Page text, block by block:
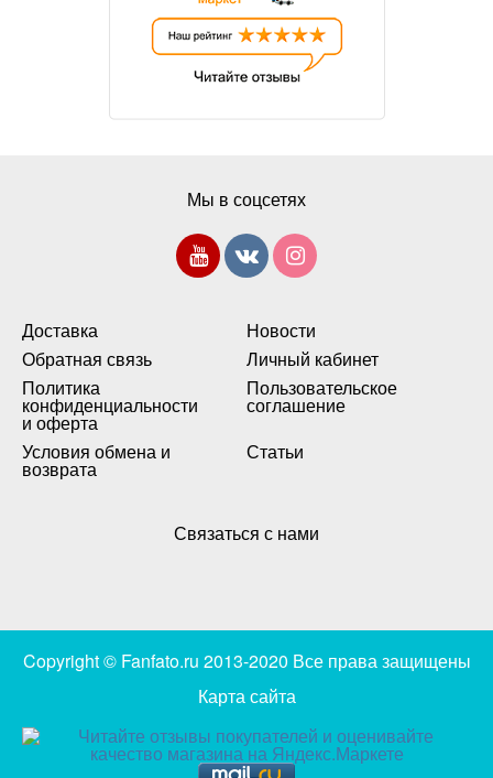
Доставка
Новости
Обратная связь
Личный кабинет
Политика
конфиденциальности
и оферта
Пользовательское
соглашение
Условия обмена и
возврата
Статьи
Мы в соцсетях
Связаться с нами
Copyright © Fanfato.ru 2013-2020 Все права защищены
Карта сайта